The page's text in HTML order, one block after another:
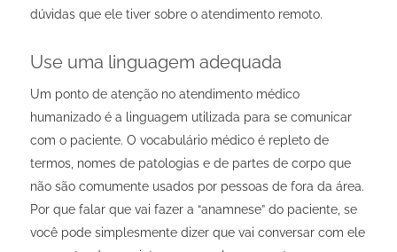
dúvidas que ele tiver sobre o atendimento remoto.
Use uma linguagem adequada
Um ponto de atenção no atendimento médico
humanizado é a linguagem utilizada para se comunicar
com o paciente. O vocabulário médico é repleto de
termos, nomes de patologias e de partes de corpo que
não são comumente usados por pessoas de fora da área.
Por que falar que vai fazer a “anamnese” do paciente, se
você pode simplesmente dizer que vai conversar com ele